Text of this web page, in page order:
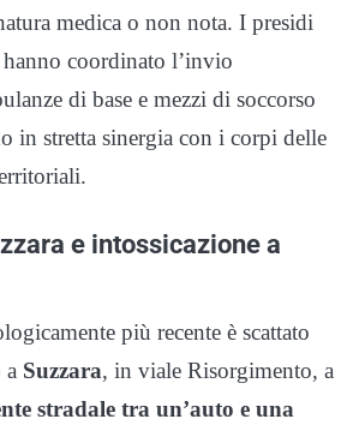
medica o non nota. I presidi
coordinato l’invio
di base e mezzi di soccorso
in stretta sinergia con i corpi delle
e intossicazione a
più recente è scattato
a Suzzara, in viale Risorgimento, a
stradale tra un’auto e una